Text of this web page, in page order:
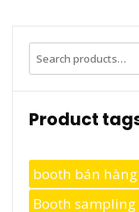
Search
for:
Product
booth bán hàng
Booth